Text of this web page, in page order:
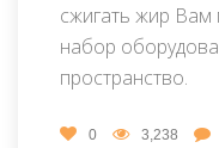
сжигать жир
набор
пространство.
0 3,238